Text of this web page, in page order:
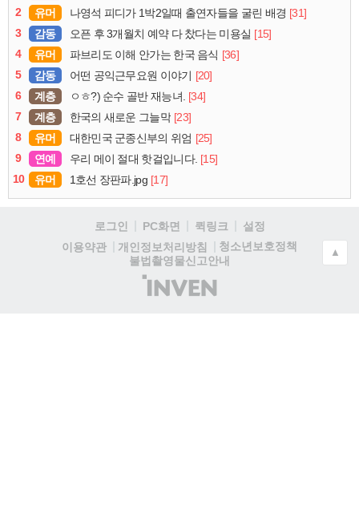
2
유머 나영석 피디가 1박2일때 출연자들을 굴린 배경 [31]
3
감동 오픈 후 3개월치 예약 다 찼다는 미용실 [15]
4
유머 파브리도 이해 안가는 한국 음식 [36]
5
감동 어떤 공익근무요원 이야기 [20]
6
계층 ㅇㅎ?) 순수 골반 재능녀. [34]
7
계층 한국의 새로운 그늘막 [23]
8
유머 대한민국 군종신부의 위엄 [25]
9
연예 우리 메이 절대 핫걸입니다. [15]
10
유머 1호선 장판파.jpg [17]
로그인 PC화면 퀵링크
설정
이용약관
개인정보처리방침
청소년보호정책
불법촬영물신고안내
(주)
인
▲